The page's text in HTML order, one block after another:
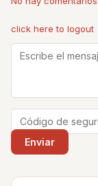
click here to logout